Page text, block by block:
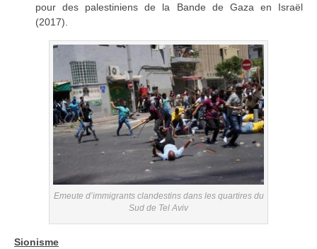
pour des palestiniens de la Bande de Gaza en Israël
(2017).
Emeute d’immigrants clandestins dans les quartires du
Sud de Tel Aviv
Sionisme